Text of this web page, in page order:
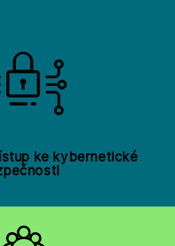
ke kybernetické